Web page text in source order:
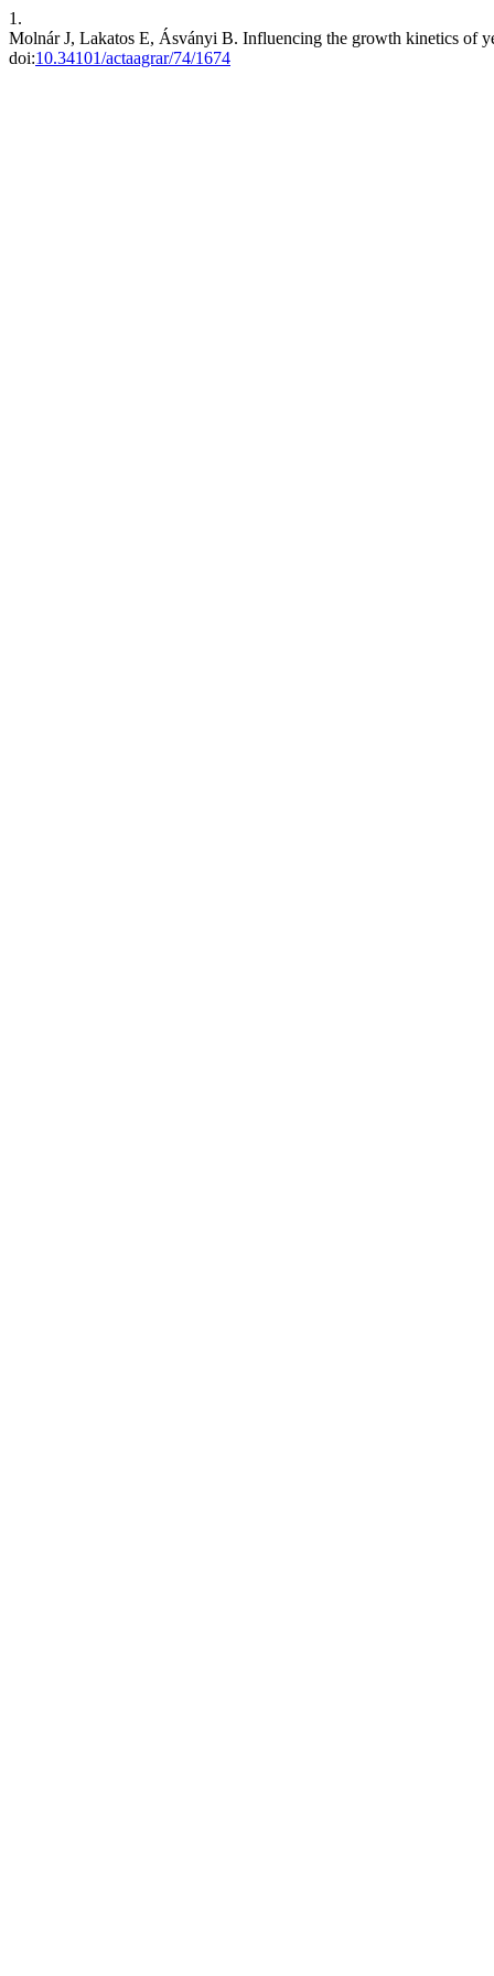
1.
Molnár J, Lakatos E, Ásványi B. Influencing the growth kinetics of
doi:10.34101/actaagrar/74/1674